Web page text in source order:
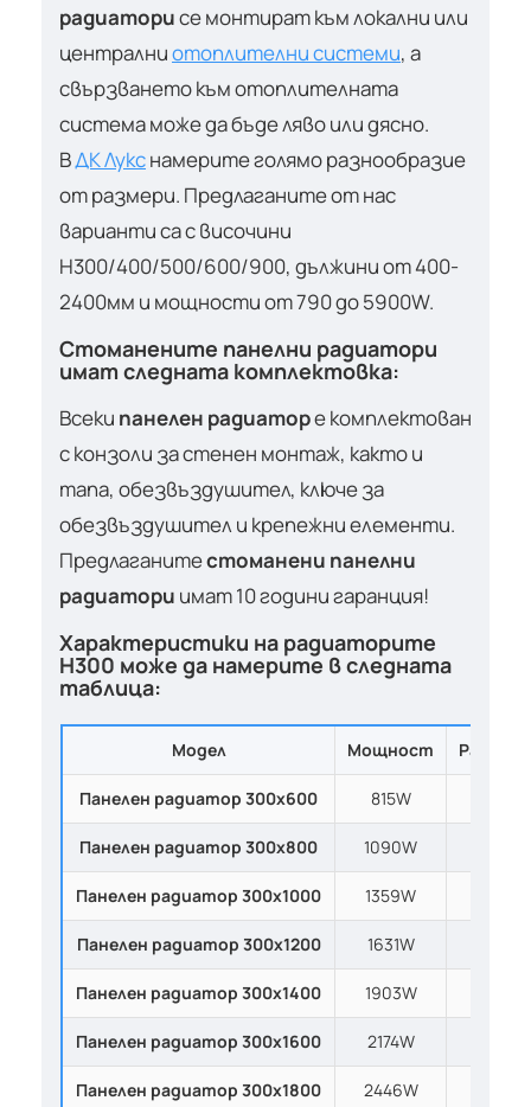
радиаторисе монтират към локални или
централниотоплителни системи, а
свързването към отоплителната
система може да бъде ляво или дясно.
ВДК Лукснамерите голямо разнообразие
от размери. Предлаганите от нас
варианти са с височини
H300/400/500/600/900, дължини от 400-
2400мм и мощности от 790 до 5900W.
Стоманените панелни радиатори
имат следната комплектовка:
Всеки панелен радиаторе комплектован
с конзоли за стенен монтаж, както и
тапа, обезвъздушител, ключе за
обезвъздушител и крепежни елементи.
Предлаганитестоманени панелни
радиатори имат 10 години гаранция!
Характеристики на радиаторите
H300 може да намерите в следната
таблица:
Модел Мощност
Панелен радиатор 300х600 815W
Панелен радиатор 300х800 1090W
Панелен радиатор 300х1000 1359W
Панелен радиатор 300х1200 1631W
Панелен радиатор 300х1400 1903W
Панелен радиатор 300х1600 2174W
Панелен радиатор 300х1800 2446W